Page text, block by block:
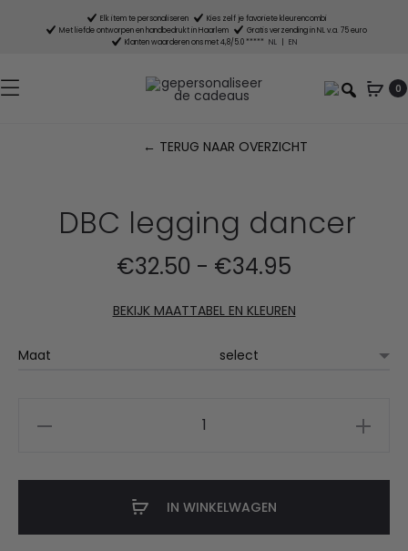
Elk item te personaliseren
Kies zelf je favoriete kleurencombi
Met liefde ontworpen en handbedrukt in Haarlem
Gratis verzending in NL v.a. 75 euro
Klanten waarderen ons met 4,8/5.0 ***** NL EN
0
← TERUG NAAR OVERZICHT
DBC legging dancer
€32.50 - €34.95
€32.50
BEKIJK MAATTABEL EN KLEUREN
Maat
IN WINKELWAGEN